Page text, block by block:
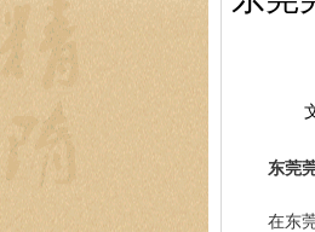
东莞
在东